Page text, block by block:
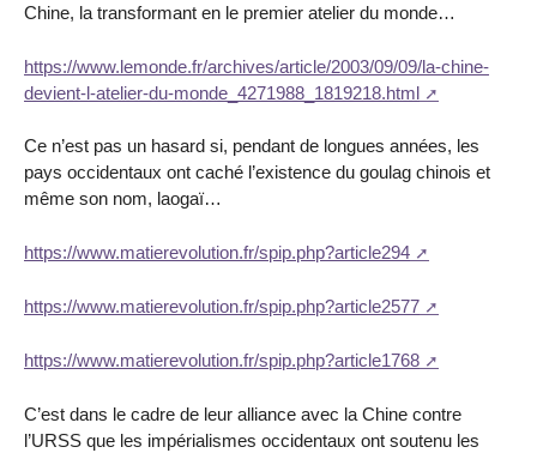
Chine, la transformant en le premier atelier du monde…
https://www.lemonde.fr/archives/article/2003/09/09/la-chine-
devient-l-atelier-du-monde_4271988_1819218.html
Ce n’est pas un hasard si, pendant de longues années, les
pays occidentaux ont caché l’existence du goulag chinois et
même son nom, laogaï…
https://www.matierevolution.fr/spip.php?article294
https://www.matierevolution.fr/spip.php?article2577
https://www.matierevolution.fr/spip.php?article1768
C’est dans le cadre de leur alliance avec la Chine contre
l’URSS que les impérialismes occidentaux ont soutenu les